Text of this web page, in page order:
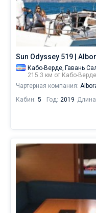
идеально
для
яхтинга.
(шкипера/
хостес/
повара)
или
воспользуйтесь
шкипера
управлять
Sun Odyssey 519 |
Кабо-Верде, Гавань
215.3 км от Кабо-Верде
Чартерная компания:
Кабин: 5 Год: 2019
Без
Со